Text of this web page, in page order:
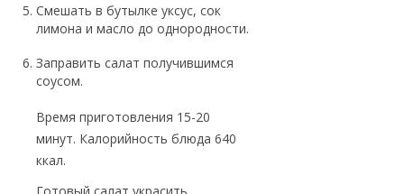
Смешать в бутылке уксус, сок
лимона и масло до однородности.
Заправить салат получившимся
соусом.
Время приготовления 15-20
минут. Калорийность блюда 640
ккал.